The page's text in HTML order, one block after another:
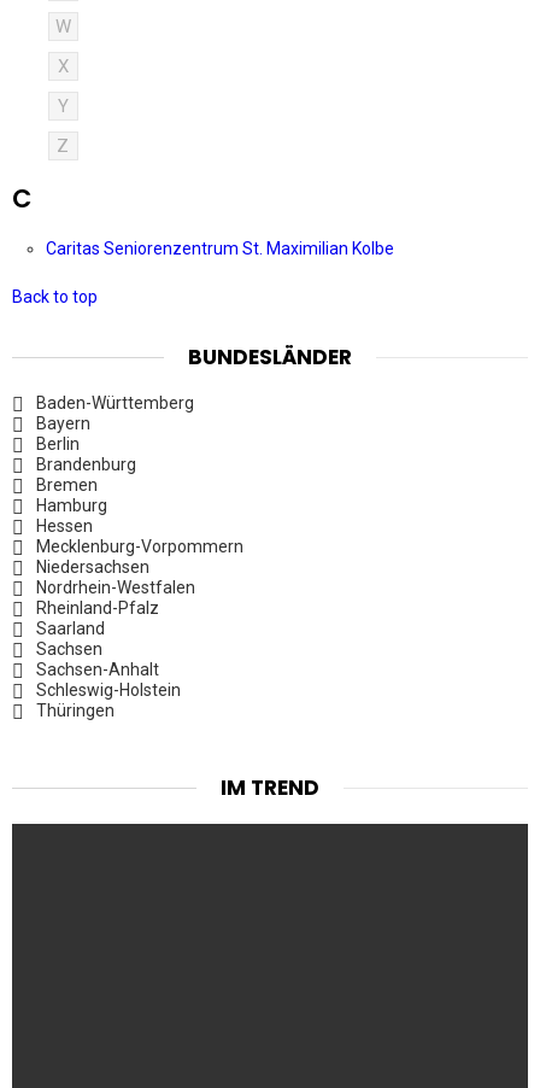
W
X
Y
Z
C
Caritas Seniorenzentrum St. Maximilian Kolbe
Back to top
BUNDESLÄNDER
Baden-Württemberg
Bayern
Berlin
Brandenburg
Bremen
Hamburg
Hessen
Mecklenburg-Vorpommern
Niedersachsen
Nordrhein-Westfalen
Rheinland-Pfalz
Saarland
Sachsen
Sachsen-Anhalt
Schleswig-Holstein
Thüringen
IM TREND